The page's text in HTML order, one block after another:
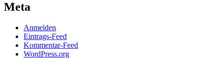
Meta
Anmelden
Eintrags-Feed
Kommentar-Feed
WordPress.org